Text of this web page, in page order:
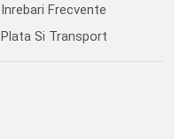
Inrebari Frecvente
Plata Si Transport